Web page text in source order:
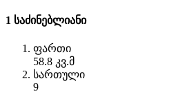
1 საძინებლიანი
ფართი
58.8 კვ.მ
სართული
9